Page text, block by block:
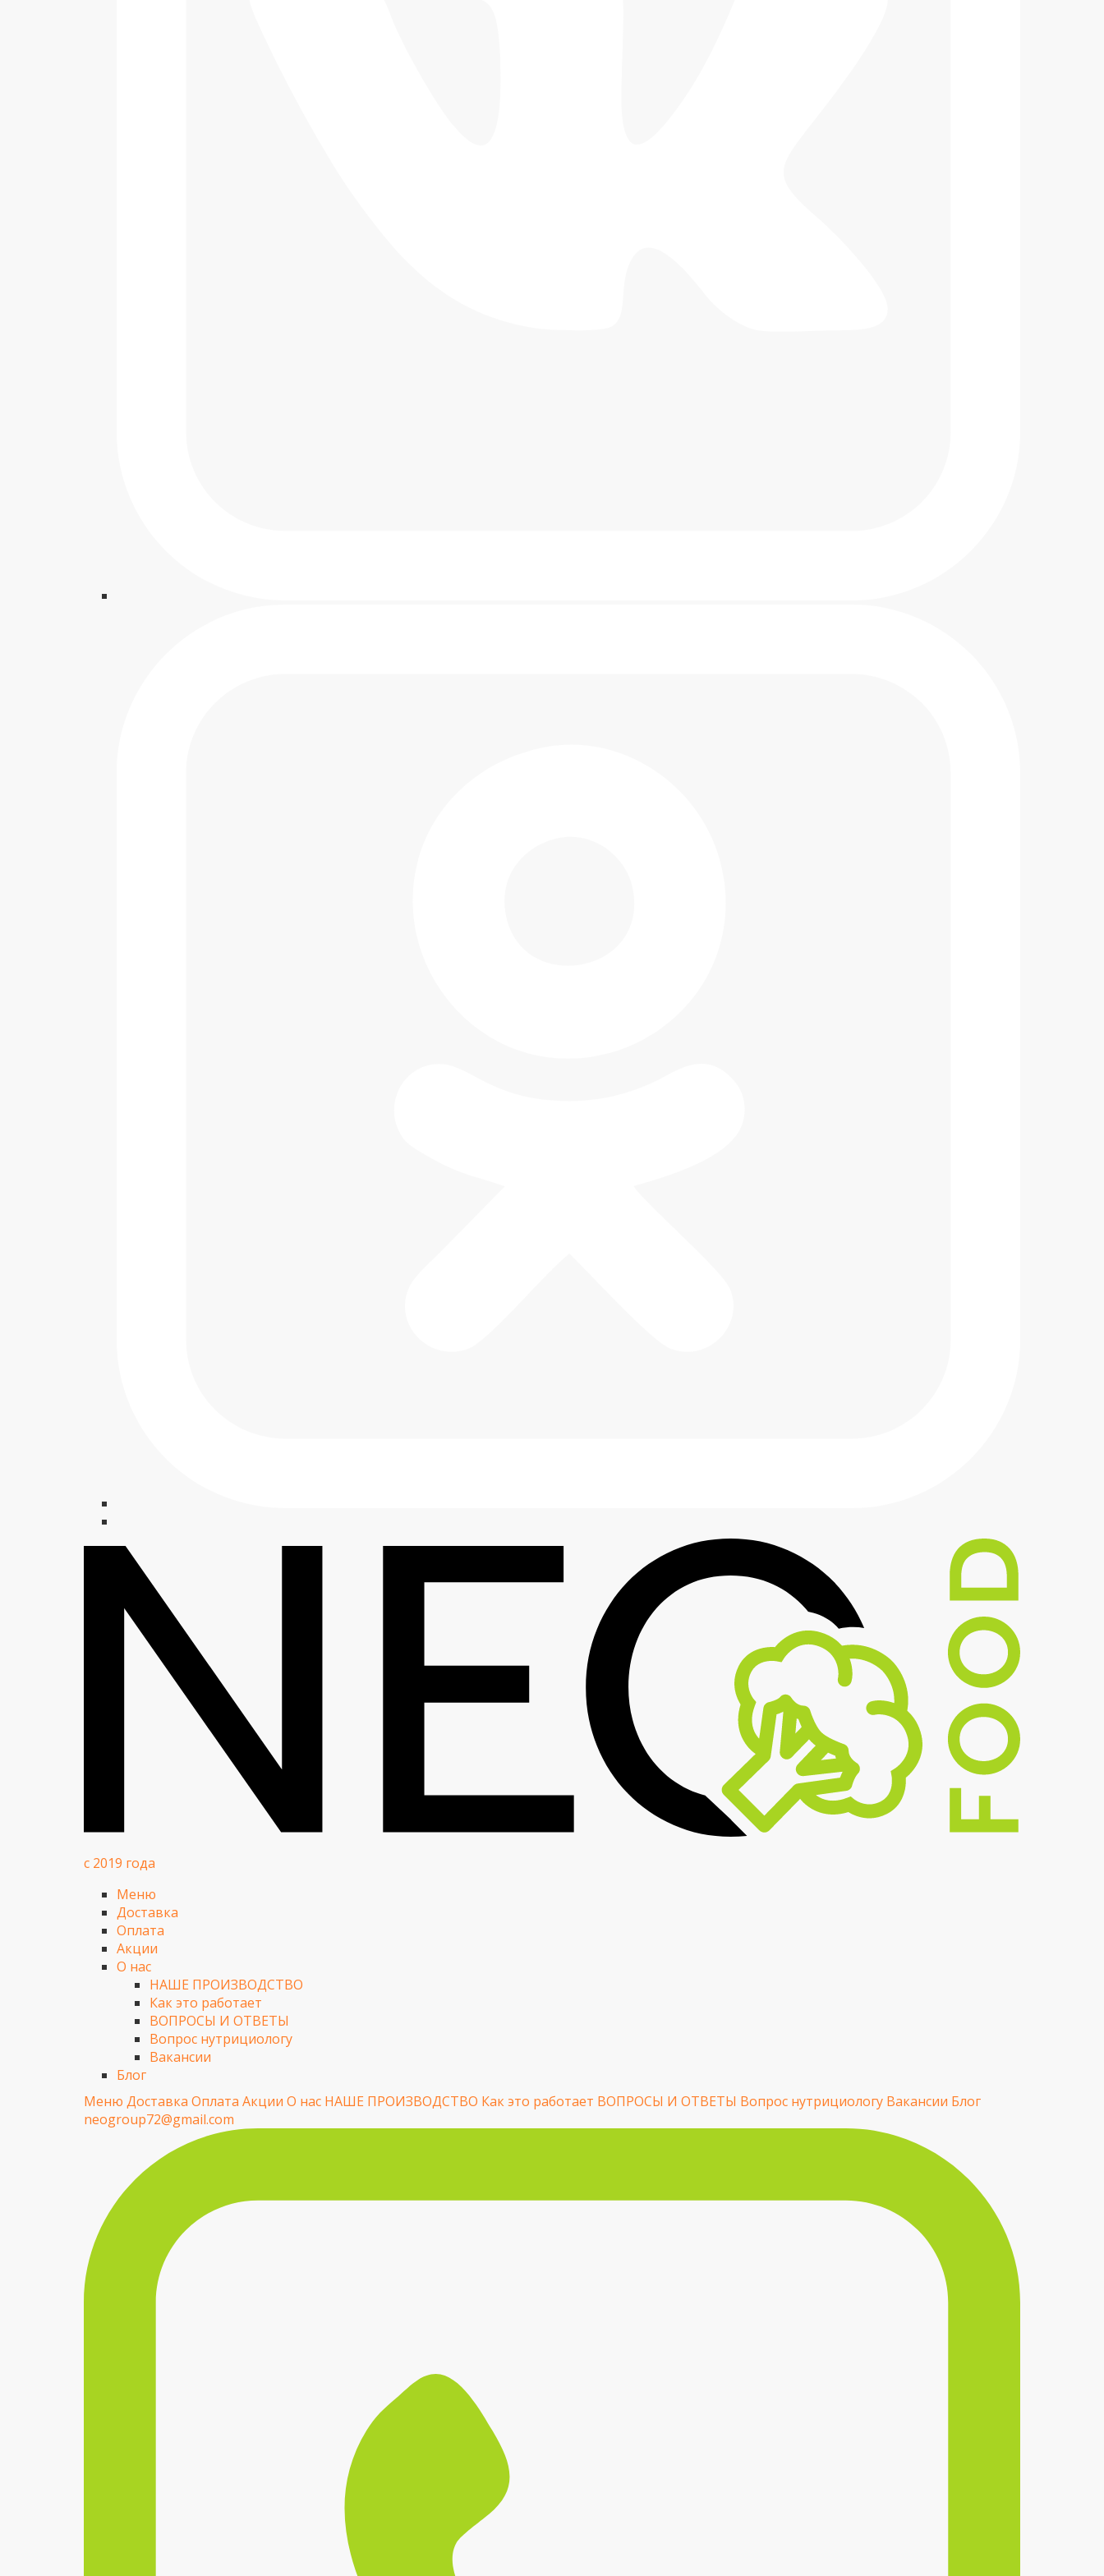
с 2019 года
Меню
Доставка
Оплата
Акции
О нас
НАШЕ ПРОИЗВОДСТВО
Как это работает
ВОПРОСЫ И ОТВЕТЫ
Вопрос нутрициологу
Вакансии
Блог
Меню Доставка Оплата Акции О нас НАШЕ ПРОИЗВОДСТВО Как это работает ВОПРОСЫ И ОТВЕТЫ Вопрос нутрициологу Вакансии Блог
neogroup72@gmail.com